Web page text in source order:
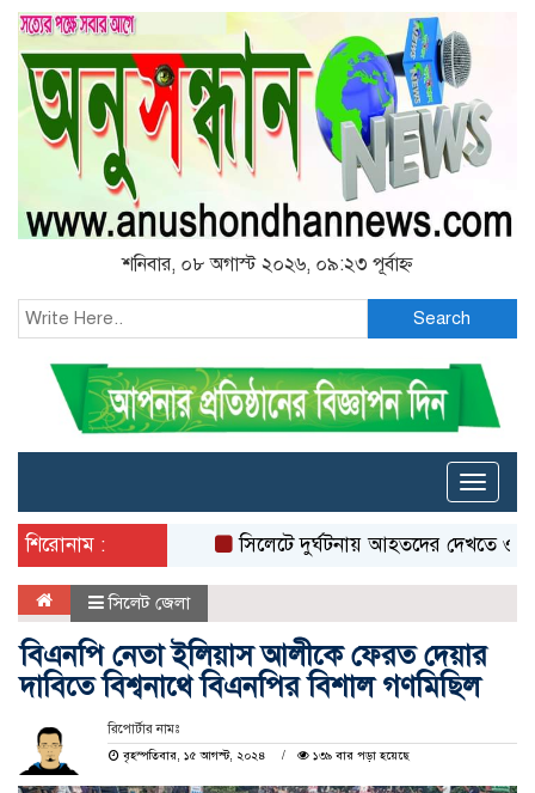
শনিবার, ০৮ অগাস্ট ২০২৬, ০৯:২৩ পূর্বাহ্ন
Search
Toggle
শিরোনাম :
সিলেটে দুর্ঘটনায় আহতদের দেখতে ওসমানী
সিলেট জেলা
বিএনপি নেতা ইলিয়াস আলীকে ফেরত দেয়ার
দাবিতে বিশ্বনাথে বিএনপির বিশাল গণমিছিল
রিপোর্টার নামঃ
বৃহস্পতিবার, ১৫ আগস্ট, ২০২৪
১৩৯ বার পড়া হয়েছে